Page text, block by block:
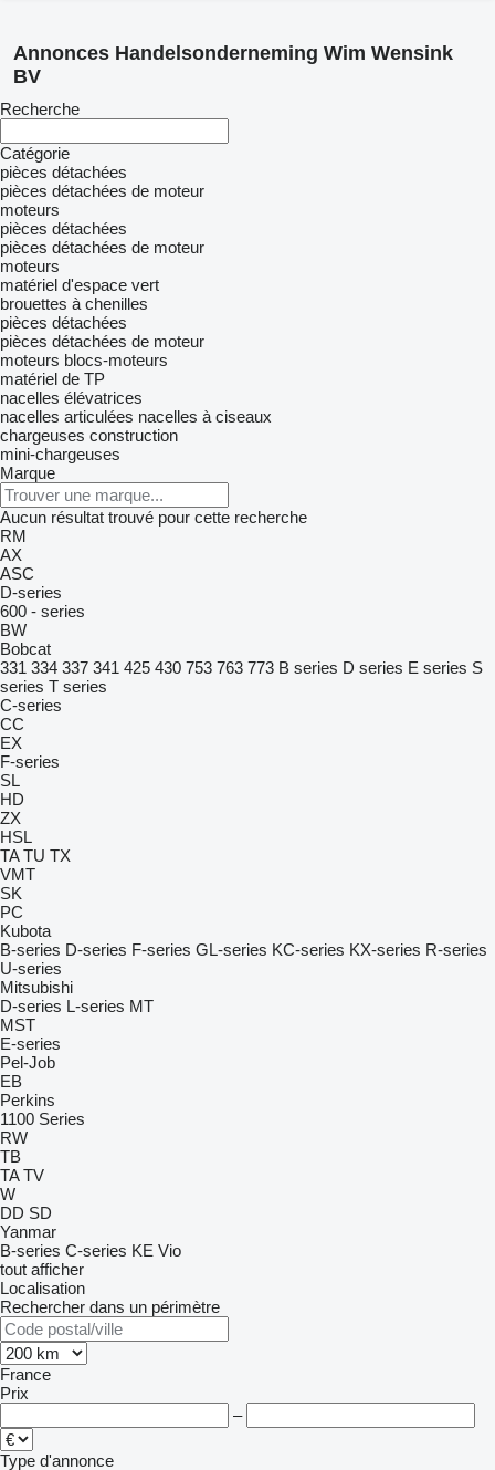
Annonces Handelsonderneming Wim Wensink
BV
Recherche
Catégorie
pièces détachées
pièces détachées de moteur
moteurs
pièces détachées
pièces détachées de moteur
moteurs
matériel d'espace vert
brouettes à chenilles
pièces détachées
pièces détachées de moteur
moteurs blocs-moteurs
matériel de TP
nacelles élévatrices
nacelles articulées nacelles à ciseaux
chargeuses construction
mini-chargeuses
Marque
Aucun résultat trouvé pour cette recherche
RM
AX
ASC
D-series
600 - series
BW
Bobcat
331 334 337 341 425 430 753 763 773 B series D series E series S
series T series
C-series
CC
EX
F-series
SL
HD
ZX
HSL
TA TU TX
VMT
SK
PC
Kubota
B-series D-series F-series GL-series KC-series KX-series R-series
U-series
Mitsubishi
D-series L-series MT
MST
E-series
Pel-Job
EB
Perkins
1100 Series
RW
TB
TA TV
W
DD SD
Yanmar
B-series C-series KE Vio
tout afficher
Localisation
Rechercher dans un périmètre
France
Prix
–
Type d'annonce